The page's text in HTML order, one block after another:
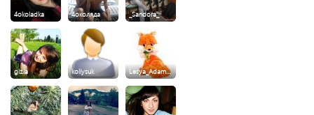
4okoladka 4околяда _Sandora_
gizia koliysuk Lesya_Adam…